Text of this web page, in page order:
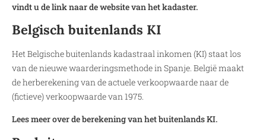
vindt u de link naar de website van het kadaster.
Belgisch buitenlands KI
Het Belgische buitenlands kadastraal inkomen (KI) staat los
van de nieuwe waarderingsmethode in Spanje. België maakt
de herberekening van de actuele verkoopwaarde naar de
(fictieve) verkoopwaarde van 1975.
Lees meer over de berekening van het buitenlands KI.